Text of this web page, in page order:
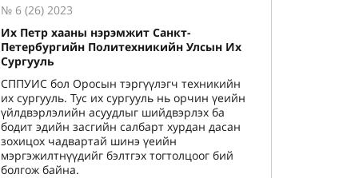
№ 6 (26) 2023
Их Петр хааны нэрэмжит Санкт-
Петербургийн Политехникийн Улсын Их
Сургууль
СППУИС бол Оросын тэргүүлэгч техникийн
их сургууль. Тус их сургууль нь орчин үеийн
үйлдвэрлэлийн асуудлыг шийдвэрлэх ба
бодит эдийн засгийн салбарт хурдан дасан
зохицох чадвартай шинэ үеийн
мэргэжилтнүүдийг бэлтгэх тогтолцоог бий
болгож байна.